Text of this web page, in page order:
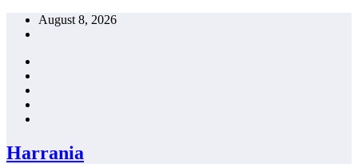
Skip
August 8, 2026
Harrania